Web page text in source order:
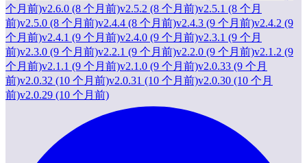
个月前)v2.6.0 (8 个月前)v2.5.2 (8 个月前)v2.5.1 (8 个月
前)v2.5.0 (8 个月前)v2.4.4 (8 个月前)v2.4.3 (9 个月前)v2.4.2 (9
个月前)v2.4.1 (9 个月前)v2.4.0 (9 个月前)v2.3.1 (9 个月
前)v2.3.0 (9 个月前)v2.2.1 (9 个月前)v2.2.0 (9 个月前)v2.1.2 (9
个月前)v2.1.1 (9 个月前)v2.1.0 (9 个月前)v2.0.33 (9 个月
前)v2.0.32 (10 个月前)v2.0.31 (10 个月前)v2.0.30 (10 个月
前)v2.0.29 (10 个月前)